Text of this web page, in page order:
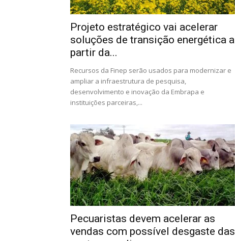
Projeto estratégico vai acelerar
soluções de transição energética a
partir da...
Recursos da Finep serão usados para modernizar e
ampliar a infraestrutura de pesquisa,
desenvolvimento e inovação da Embrapa e
instituições parceiras,...
Pecuaristas devem acelerar as
vendas com possível desgaste das